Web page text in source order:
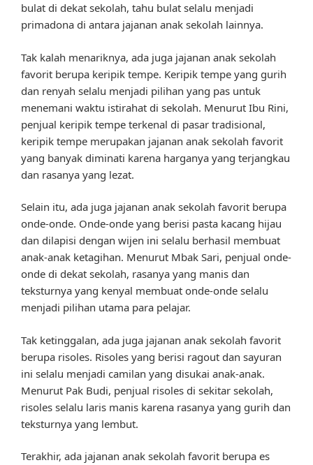
bulat di dekat sekolah, tahu bulat selalu menjadi
primadona di antara jajanan anak sekolah lainnya.
Tak kalah menariknya, ada juga jajanan anak sekolah
favorit berupa keripik tempe. Keripik tempe yang gurih
dan renyah selalu menjadi pilihan yang pas untuk
menemani waktu istirahat di sekolah. Menurut Ibu Rini,
penjual keripik tempe terkenal di pasar tradisional,
keripik tempe merupakan jajanan anak sekolah favorit
yang banyak diminati karena harganya yang terjangkau
dan rasanya yang lezat.
Selain itu, ada juga jajanan anak sekolah favorit berupa
onde-onde. Onde-onde yang berisi pasta kacang hijau
dan dilapisi dengan wijen ini selalu berhasil membuat
anak-anak ketagihan. Menurut Mbak Sari, penjual onde-
onde di dekat sekolah, rasanya yang manis dan
teksturnya yang kenyal membuat onde-onde selalu
menjadi pilihan utama para pelajar.
Tak ketinggalan, ada juga jajanan anak sekolah favorit
berupa risoles. Risoles yang berisi ragout dan sayuran
ini selalu menjadi camilan yang disukai anak-anak.
Menurut Pak Budi, penjual risoles di sekitar sekolah,
risoles selalu laris manis karena rasanya yang gurih dan
teksturnya yang lembut.
Terakhir, ada jajanan anak sekolah favorit berupa es